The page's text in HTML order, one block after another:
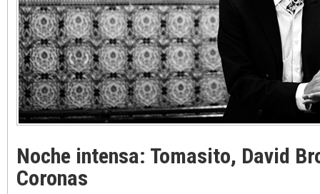
Noche intensa: Tomasito, David
Coronas